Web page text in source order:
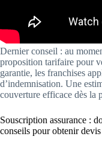
Dernier conseil : au
proposition tarifaire pour
garantie, les franchises
d’indemnisation. Une
couverture efficace dès la
Souscription assurance :
conseils pour obtenir devis